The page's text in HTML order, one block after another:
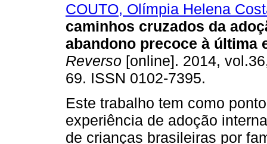
COUTO, Olímpia Helena
caminhos cruzados da
abandono precoce à última
Reverso [online]. 2014,
69. ISSN 0102-7395.
Este trabalho tem como
experiência de adoção
de crianças brasileiras por